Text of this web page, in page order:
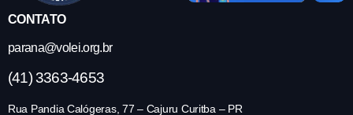
CONTATO
parana@volei.org.br
(41) 3363-4653
Rua Pandia Calógeras, 77 – Cajuru Curitba – PR